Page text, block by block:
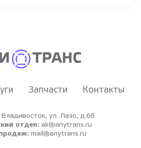
Запчасти Контакты
ул. Лазо, д.6б
отдел: ak@anytrans.ru
mail@anytrans.ru